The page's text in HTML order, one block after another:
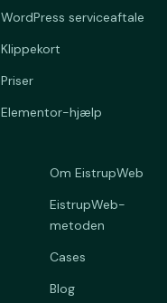
WordPress serviceaftale
Klippekort
Priser
Elementor-hjælp
Om EistrupWeb
EistrupWeb-
metoden
Cases
Blog